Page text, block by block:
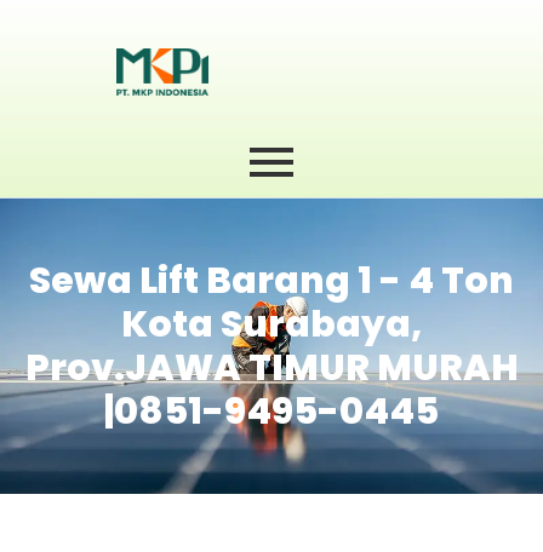
Sewa Lift Barang 1 - 4 Ton
Kota Surabaya,
Prov.JAWA TIMUR MURAH
|0851-9495-0445